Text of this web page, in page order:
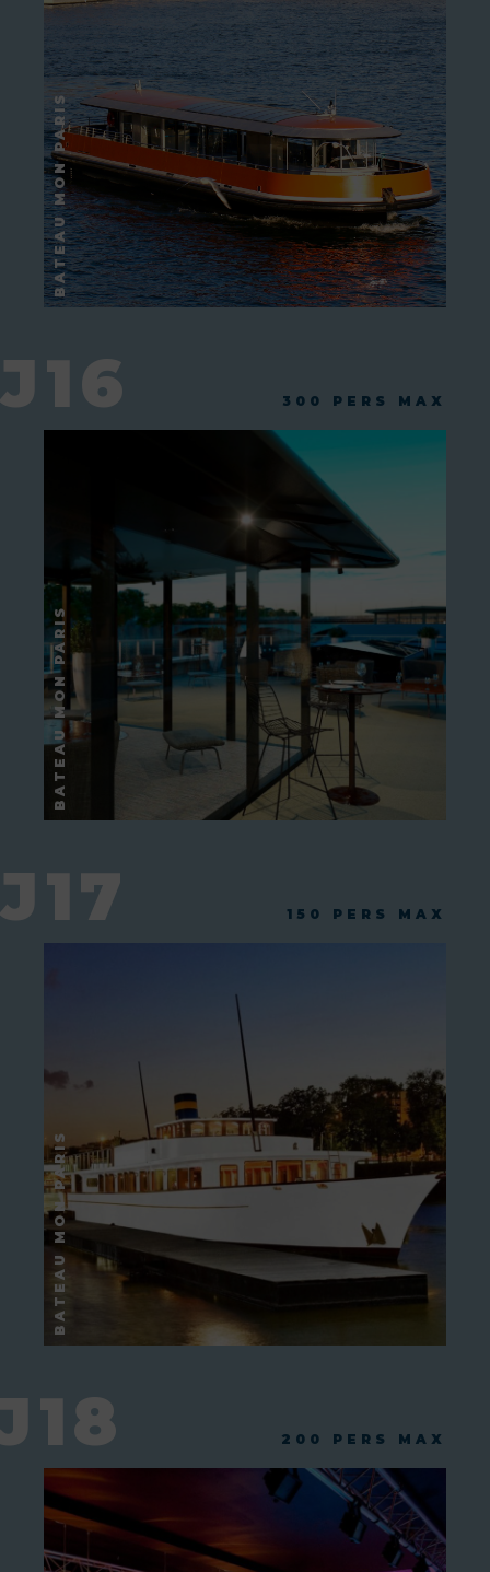
J16 300 PERS MAX
J17 150 PERS MAX
200 PERS MAX